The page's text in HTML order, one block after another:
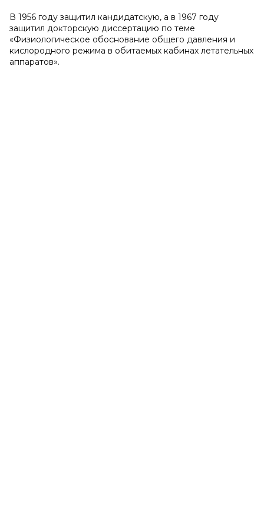
В 1956 году защитил кандидатскую, а в 1967 году
защитил докторскую диссертацию по теме
«Физиологическое обоснование общего давления и
кислородного режима в обитаемых кабинах летательных
аппаратов».